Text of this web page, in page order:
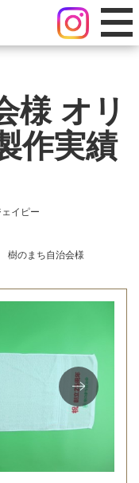
様 オリ
作実績
イピー
樹のまち自治会様